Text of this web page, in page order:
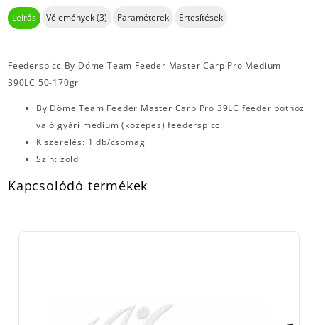
Leírás Vélemények (3) Paraméterek Értesítések
Feederspicc By Döme Team Feeder Master Carp Pro Medium
390LC 50-170gr
By Döme Team Feeder Master Carp Pro 39LC feeder bothoz
való gyári medium (közepes) feederspicc.
Kiszerelés: 1 db/csomag
Szín: zöld
Kapcsolódó termékek